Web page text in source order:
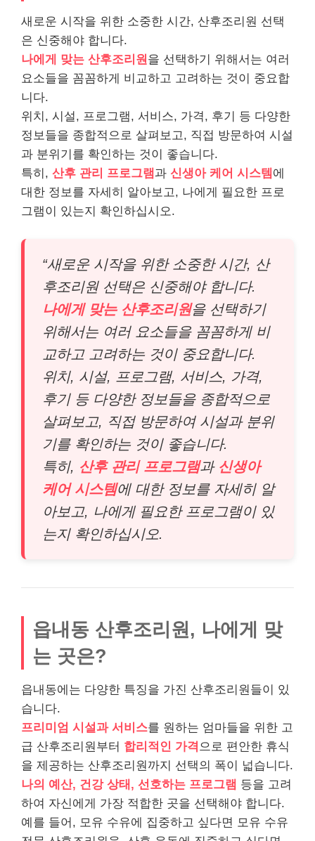
새로운 시작을 위한 소중한 시간, 산후조리원 선택
은 신중해야 합니다.
나에게 맞는 산후조리원을 선택하기 위해서는 여러
요소들을 꼼꼼하게 비교하고 고려하는 것이 중요합
니다.
위치, 시설, 프로그램, 서비스, 가격, 후기 등 다양한
정보들을 종합적으로 살펴보고, 직접 방문하여 시설
과 분위기를 확인하는 것이 좋습니다.
특히, 산후 관리 프로그램 과 신생아 케어 시스템 에
대한 정보를 자세히 알아보고, 나에게 필요한 프로
그램이 있는지 확인하십시오.
“새로운 시작을 위한 소중한 시간, 산
후조리원 선택은 신중해야 합니다.
나에게 맞는 산후조리원을 선택하기
위해서는 여러 요소들을 꼼꼼하게 비
교하고 고려하는 것이 중요합니다.
위치, 시설, 프로그램, 서비스, 가격,
후기 등 다양한 정보들을 종합적으로
살펴보고, 직접 방문하여 시설과 분위
기를 확인하는 것이 좋습니다.
특히, 산후 관리 프로그램과 신생아
케어 시스템에 대한 정보를 자세히 알
아보고, 나에게 필요한 프로그램이 있
는지 확인하십시오.
읍내동 산후조리원, 나에게 맞
는 곳은?
읍내동에는 다양한 특징을 가진 산후조리원들이 있
습니다.
프리미엄 시설과 서비스를 원하는 엄마들을 위한 고
급 산후조리원부터 합리적인 가격 으로 편안한 휴식
을 제공하는 산후조리원까지 선택의 폭이 넓습니다.
나의 예산, 건강 상태, 선호하는 프로그램 등을 고려
하여 자신에게 가장 적합한 곳을 선택해야 합니다.
예를 들어, 모유 수유에 집중하고 싶다면 모유 수유